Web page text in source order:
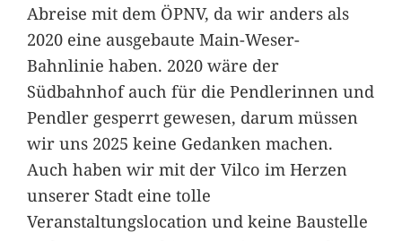
Abreise mit dem ÖPNV, da wir anders als
2020 eine ausgebaute Main-Weser-
Bahnlinie haben. 2020 wäre der
Südbahnhof auch für die Pendlerinnen und
Pendler gesperrt gewesen, darum müssen
wir uns 2025 keine Gedanken machen.
Auch haben wir mit der Vilco im Herzen
unserer Stadt eine tolle
Veranstaltungslocation und keine Baustelle